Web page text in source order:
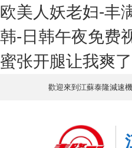
欧美人妖老妇-丰
韩-日韩午夜免费
蜜张开腿让我爽
歡迎來到江蘇泰隆減速